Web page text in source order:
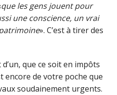
que les gens jouent pour
une conscience, un vrai
». C’est à tirer des
que ce soit en impôts
encore de votre poche que
soudainement urgents.